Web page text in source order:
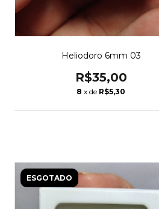
Heliodoro 6mm 03
R$35,00
8 x de R$5,30
ESGOTADO